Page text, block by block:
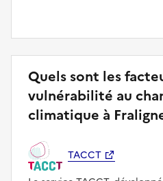
Quels sont les
vulnérabilité au
climatique à
TACCT